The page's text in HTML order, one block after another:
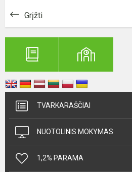
Grįžti
TVARKARAŠČIAI
NUOTOLINIS MOKYMAS
1,2% PARAMA